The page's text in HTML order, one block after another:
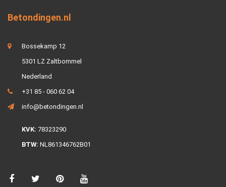
Betondingen.nl
Bossekamp 12
5301 LZ Zaltbommel
Nederland
+31 85 - 060 62 04
info@betondingen.nl
KVK: 78323290
BTW: NL861346762B01